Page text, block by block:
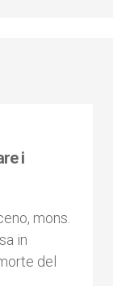
i
mons.
in
del